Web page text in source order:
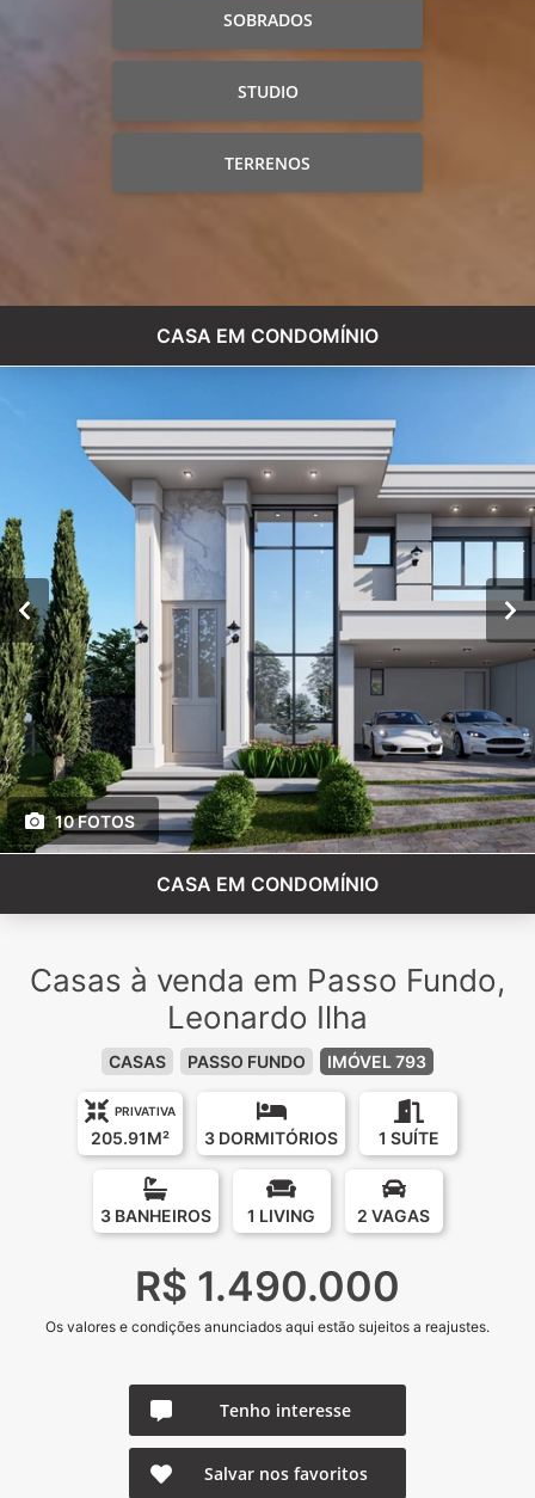
SOBRADOS
STUDIO
TERRENOS
CASA EM CONDOMÍNIO
10 FOTOS
CASA EM CONDOMÍNIO
Casas à venda em Passo Fundo,
Leonardo Ilha
CASAS PASSO FUNDO IMÓVEL 793
PRIVATIVA
205.91M² 3 DORMITÓRIOS 1 SUÍTE
3 BANHEIROS 1 LIVING 2 VAGAS
R$ 1.490.000
Os valores e condições anunciados aqui estão sujeitos a reajustes.
Tenho interesse
Salvar nos favoritos